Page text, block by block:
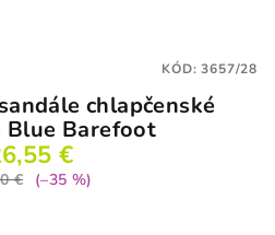
chlapčenské
Blue Barefoot
€
€
(–35 %)
KÓD:3657/28